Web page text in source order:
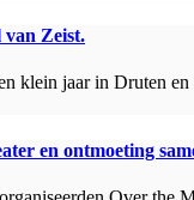
van Zeist.
klein jaar in Druten
en ontmoeting